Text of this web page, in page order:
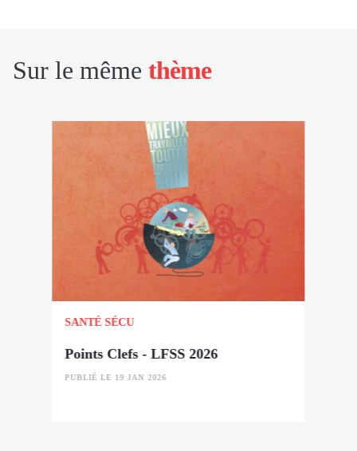
Sur le même thème
SANTÉ SÉCU
Points Clefs - LFSS 2026
PUBLIÉ LE 19 JAN 2026